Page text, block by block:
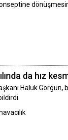
da hız
Haluk Görgün,